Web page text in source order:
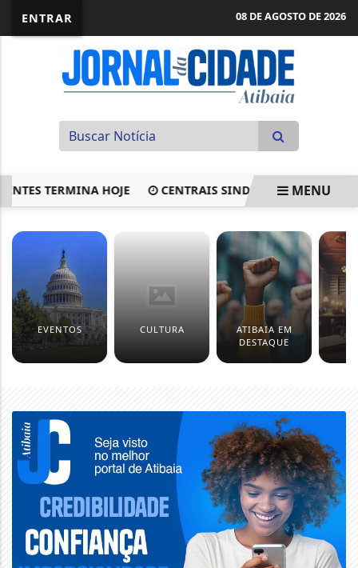
ENTRAR 08 DE AGOSTO DE 2026
TERMINA HOJE CENTRAIS SINDICAIS TEMEMMENU
EVENTOS CULTURA
ATIBAIA EM
DESTAQUE